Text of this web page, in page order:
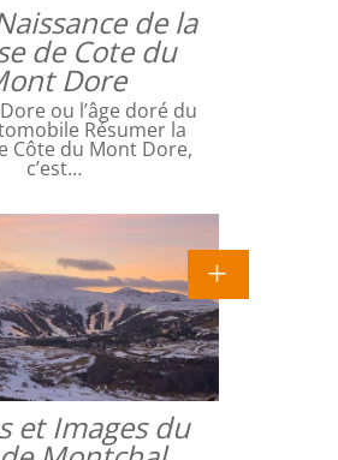
de la
de Cote du
Dore
ou l’âge doré du
Résumer la
Côte du Mont Dore,
c’est…
et Images du